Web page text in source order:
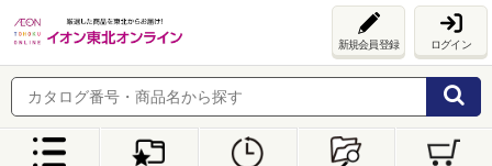
新規会員登録 ログイン